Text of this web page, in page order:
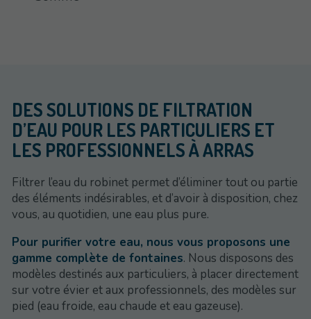
DES SOLUTIONS DE FILTRATION
D’EAU POUR LES PARTICULIERS ET
LES PROFESSIONNELS À ARRAS
Filtrer l’eau du robinet permet d’éliminer tout ou partie
des éléments indésirables, et d’avoir à disposition, chez
vous, au quotidien, une eau plus pure.
Pour purifier votre eau, nous vous proposons une
gamme complète de fontaines. Nous disposons des
modèles destinés aux particuliers, à placer directement
sur votre évier et aux professionnels, des modèles sur
pied (eau froide, eau chaude et eau gazeuse).